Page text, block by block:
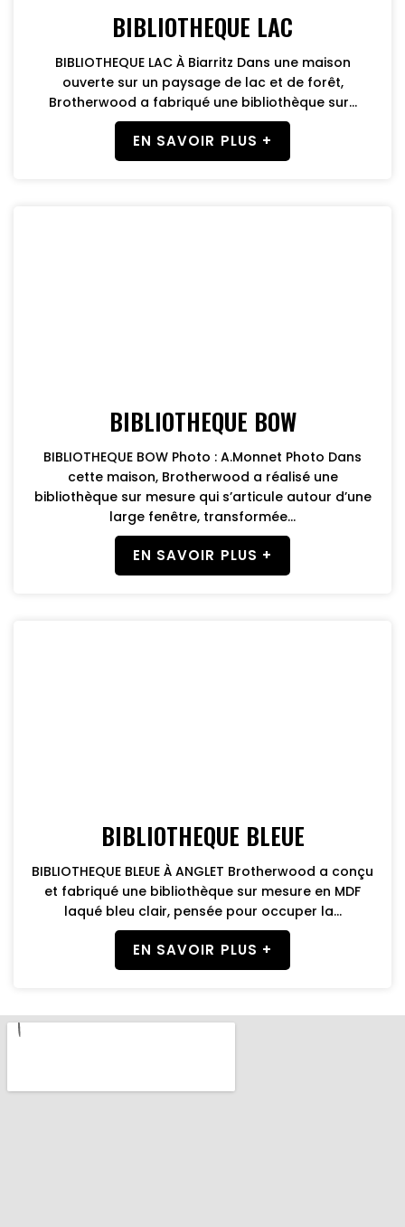
BIBLIOTHEQUE LAC
BIBLIOTHEQUE LAC À Biarritz Dans une maison
ouverte sur un paysage de lac et de forêt,
Brotherwood a fabriqué une bibliothèque sur...
EN SAVOIR PLUS +
BIBLIOTHEQUE BOW
BIBLIOTHEQUE BOW Photo : A.Monnet Photo Dans
cette maison, Brotherwood a réalisé une
bibliothèque sur mesure qui s’articule autour d’une
large fenêtre, transformée...
EN SAVOIR PLUS +
BIBLIOTHEQUE BLEUE
BIBLIOTHEQUE BLEUE À ANGLET Brotherwood a conçu
et fabriqué une bibliothèque sur mesure en MDF
laqué bleu clair, pensée pour occuper la...
EN SAVOIR PLUS +